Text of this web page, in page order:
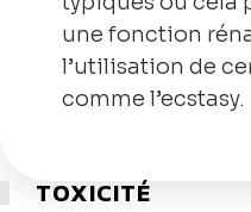
une fonction
l’utilisation de
comme l’ecstasy.
TOXICITÉ